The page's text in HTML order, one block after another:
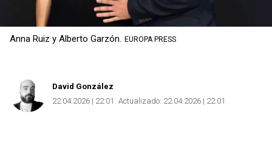
Anna Ruiz y Alberto Garzón. EUROPA PRESS
David González
22.04.2026 | 22:01 Actualizado: 22.04.2026 | 22:01